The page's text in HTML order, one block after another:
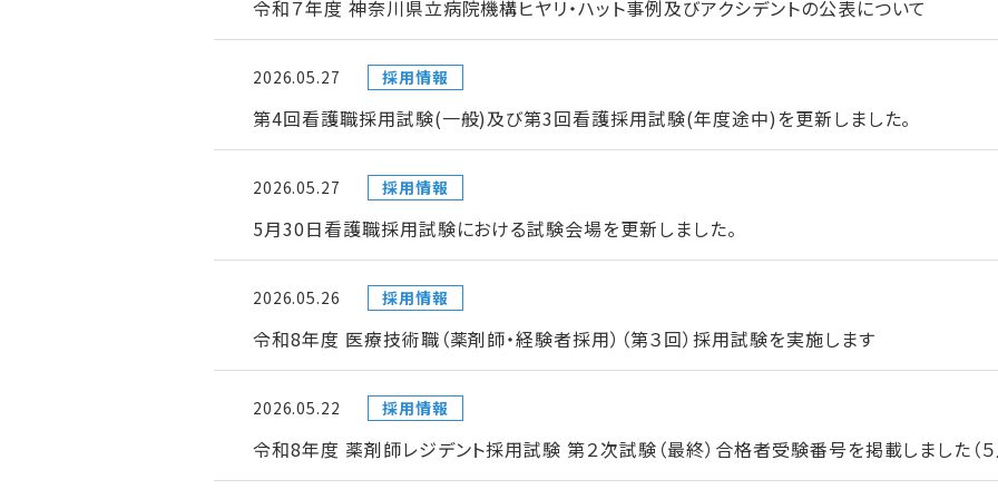
令和７年度 神奈川県立病院機構ヒヤリ・ハット事例及びアクシデントの公表について
2026.05.27 採用情報
第4回看護職採用試験(一般)及び第3回看護採用試験(年度途中)を更新しました。
2026.05.27 採用情報
5月30日看護職採用試験における試験会場を更新しました。
2026.05.26 採用情報
令和8年度 医療技術職（薬剤師・経験者採用）（第３回）採用試験を実施します
2026.05.22 採用情報
令和8年度 薬剤師レジデント採用試験 第２次試験（最終）合格者受験番号を掲載しました（